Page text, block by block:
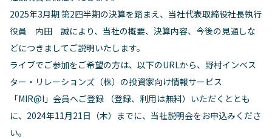
2025年3月期 第2四半期の決算を踏まえ、当社代表取締役社長執行
役員 内田 誠により、当社の概要、決算内容、今後の見通しな
どにつきましてご説明いたします。
ライブでご参加をご希望の方は、以下のURLから、野村インベス
ター・リレーションズ（株）の投資家向け情報サービス
「MIR@I」会員へご登録 （登録、利用は無料）いただくととも
に、2024年11月21日（木）までに、当社説明会をお申込みくださ
い。